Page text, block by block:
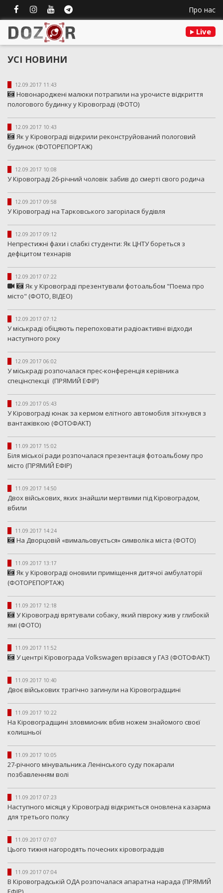
Про нас
Live
УСІ НОВИНИ
12.09.2017 11:43
Новонароджені малюки потрапили на урочисте відкриття
пологового будинку у Кіровограді (ФОТО)
12.09.2017 10:43
Як у Кіровограді відкрили реконструйований пологовий
будинок (ФОТОРЕПОРТАЖ)
12.09.2017 10:08
У Кіровограді 26-річний чоловік забив до смерті свого родича
12.09.2017 09:58
У Кіровограді на Тарковського загорілася будівля
12.09.2017 09:12
Непрестижні фахи і слабкі студенти: Як ЦНТУ бореться з
дефіцитом технарів
12.09.2017 07:22
Як у Кіровограді презентували фотоальбом "Поема про
місто" (ФОТО, ВІДЕО)
12.09.2017 07:12
У міськраді обіцяють перепоховати радіоактивні відходи
наступного року
12.09.2017 06:02
У міськраді розпочалася прес-конференція керівника
спецінспекції (ПРЯМИЙ ЕФІР)
12.09.2017 05:43
У Кіровограді юнак за кермом елітного автомобіля зіткнувся з
вантажівкою (ФОТОФАКТ)
11.09.2017 15:02
Біля міської ради розпочалася презентація фотоальбому про
місто (ПРЯМИЙ ЕФІР)
11.09.2017 14:50
Двох військових, яких знайшли мертвими під Кіровоградом,
вбили
11.09.2017 14:24
На Дворцовій «вимальовується» символіка міста (ФОТО)
11.09.2017 13:17
Як у Кіровограді оновили приміщення дитячої амбулаторії
(ФОТОРЕПОРТАЖ)
11.09.2017 12:18
У Кіровограді врятували собаку, який півроку жив у глибокій
ямі (ФОТО)
11.09.2017 11:52
У центрі Кіровограда Volkswagen врізався у ГАЗ (ФОТОФАКТ)
11.09.2017 10:40
Двоє військових трагічно загинули на Кіровоградщині
11.09.2017 10:22
На Кіровоградщині зловмисник вбив ножем знайомого своєї
колишньої
11.09.2017 10:05
27-річного мінувальника Ленінського суду покарали
позбавленням волі
11.09.2017 07:23
Наступного місяця у Кіровограді відкриється оновлена казарма
для третього полку
11.09.2017 07:07
Цього тижня нагородять почесних кіровоградців
11.09.2017 07:04
В Кіровоградській ОДА розпочалася апаратна нарада (ПРЯМИЙ